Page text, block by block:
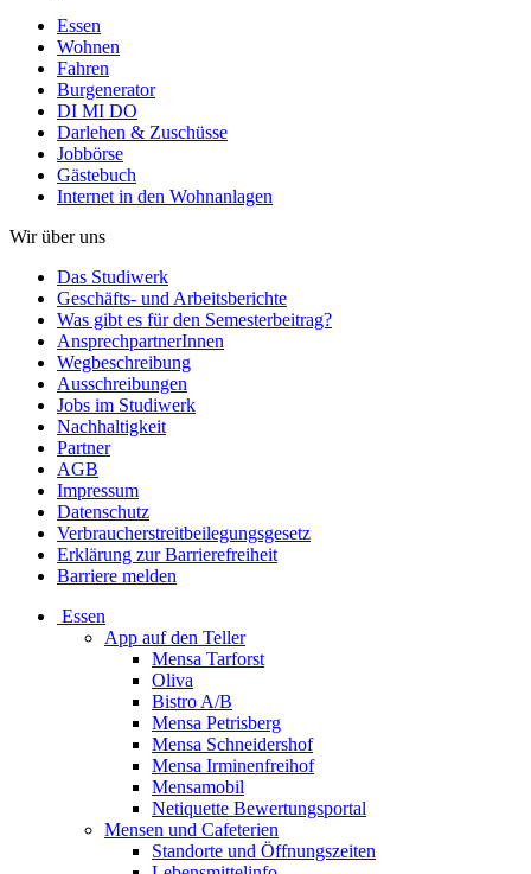
Essen
Wohnen
Fahren
Burgenerator
DI MI DO
Darlehen & Zuschüsse
Jobbörse
Gästebuch
Internet in den Wohnanlagen
Wir über uns
Das Studiwerk
Geschäfts- und Arbeitsberichte
Was gibt es für den Semesterbeitrag?
AnsprechpartnerInnen
Wegbeschreibung
Ausschreibungen
Jobs im Studiwerk
Nachhaltigkeit
Partner
AGB
Impressum
Datenschutz
Verbraucherstreitbeilegungsgesetz
Erklärung zur Barrierefreiheit
Barriere melden
Essen
App auf den Teller
Mensa Tarforst
Oliva
Bistro A/B
Mensa Petrisberg
Mensa Schneidershof
Mensa Irminenfreihof
Mensamobil
Netiquette Bewertungsportal
Mensen und Cafeterien
Standorte und Öffnungszeiten